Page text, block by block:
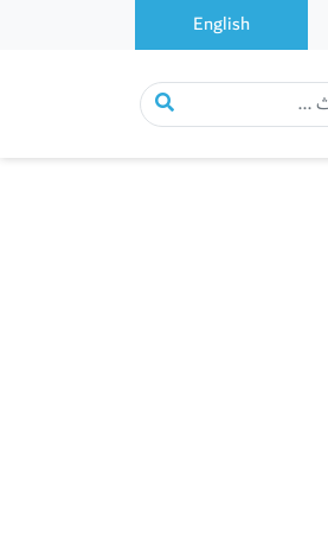
English